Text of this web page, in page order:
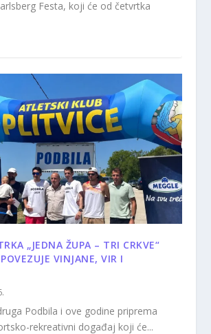
Festa, koji će od četvrtka
„JEDNA ŽUPA – TRI CRKVE“
VINJANE, VIR I
Podbila i ove godine priprema
rekreativni događaj koji će...